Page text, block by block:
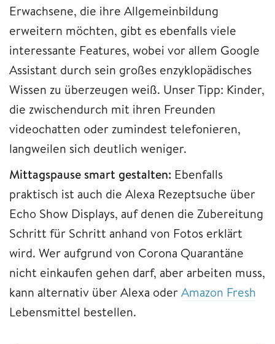
Erwachsene, die ihre Allgemeinbildung
erweitern möchten, gibt es ebenfalls viele
interessante Features, wobei vor allem Google
Assistant durch sein großes enzyklopädisches
Wissen zu überzeugen weiß. Unser Tipp: Kinder,
die zwischendurch mit ihren Freunden
videochatten oder zumindest telefonieren,
langweilen sich deutlich weniger.
Mittagspause smart gestalten: Ebenfalls
praktisch ist auch die Alexa Rezeptsuche über
Echo Show Displays, auf denen die Zubereitung
Schritt für Schritt anhand von Fotos erklärt
wird. Wer aufgrund von Corona Quarantäne
nicht einkaufen gehen darf, aber arbeiten muss,
kann alternativ über Alexa oderAmazon Fresh
Lebensmittel bestellen.